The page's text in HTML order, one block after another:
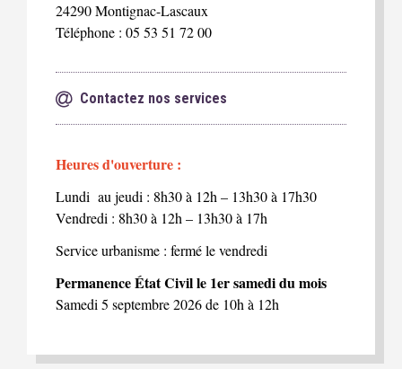
24290 Montignac-Lascaux
Téléphone : 05 53 51 72 00
Contactez nos services
Heures d'ouverture :
Lundi au jeudi : 8h30 à 12h – 13h30 à 17h30
Vendredi : 8h30 à 12h – 13h30 à 17h
Service urbanisme : fermé le vendredi
Permanence État Civil le 1er samedi du mois
Samedi 5 septembre 2026 de 10h à 12h